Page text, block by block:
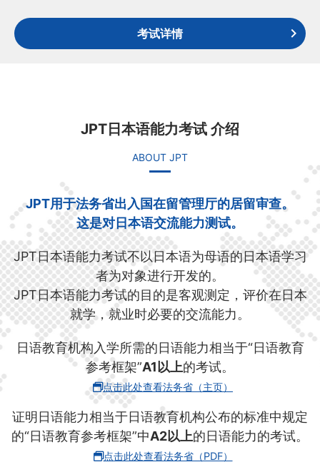
考试详情
JPT日本语能力考试 介绍
ABOUT JPT
JPT用于法务省出入国在留管理厅的居留审查。
这是对日本语交流能力测试。
JPT日本语能力考试不以日本语为母语的日本语学习
者为对象进行开发的。
JPT日本语能力考试的目的是客观测定，评价在日本
就学，就业时必要的交流能力。
日语教育机构入学所需的日语能力相当于“日语教育
参考框架”A1以上的考试。
点击此处查看法务省（主页）
证明日语能力相当于日语教育机构公布的标准中规定
的“日语教育参考框架”中A2以上的日语能力的考试。
点击此处查看法务省（PDF）